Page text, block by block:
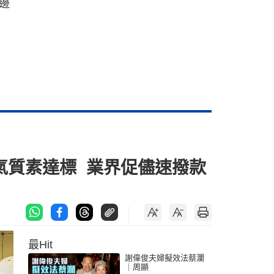
質素達標 業界促儘速撥款
最Hit
謝偉俊夫婦擬效法蔡瀾
｜周顯